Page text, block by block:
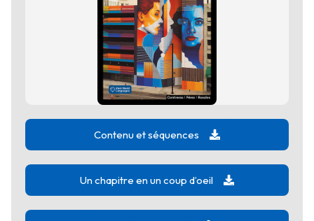
Contenu et séquences
Un chapitre en un coup d’oeil